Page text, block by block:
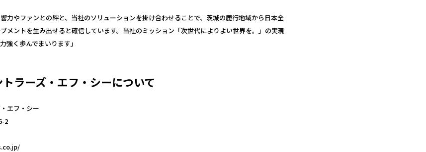
力やファンとの絆と、当社のソリューションを掛け合わせることで、茨城の鹿行地域から日本全
メントを生み出せると確信しています。当社のミッション「次世代によりよい世界を。」の実現
強く歩んでまいります」
ラーズ・エフ・シーについて
エフ・シー
2